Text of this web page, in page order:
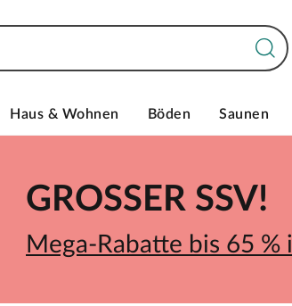
Haus & Wohnen Böden Saunen
GROSSER SSV!
Mega-Rabatte bis 65